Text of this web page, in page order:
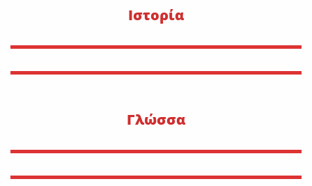
Ιστορία
Γλώσσα